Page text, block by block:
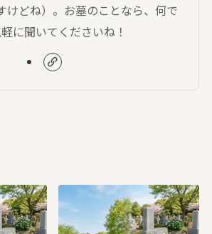
けどね）。お墓のことなら、何で
に聞いてくださいね！